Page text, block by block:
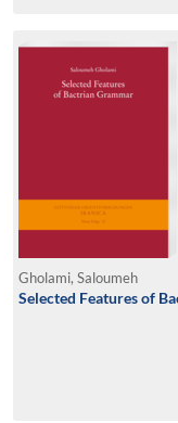
Gholami, Saloumeh
Selected Features of